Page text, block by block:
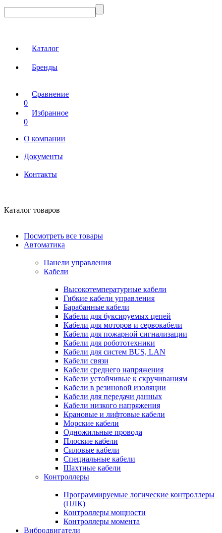
Каталог
Бренды
Сравнение
0
Избранное
0
О компании
Документы
Контакты
Каталог товаров
Посмотреть все товары
Автоматика
Панели управления
Кабели
Высокотемпературные кабели
Гибкие кабели управления
Барабанные кабели
Кабели для буксируемых цепей
Кабели для моторов и сервокабели
Кабели для пожарной сигнализации
Кабели для робототехники
Кабели для систем BUS, LAN
Кабели связи
Кабели среднего напряжения
Кабели устойчивые к скручиваниям
Кабели в резиновой изоляции
Кабели для передачи данных
Кабели низкого напряжения
Крановые и лифтовые кабели
Морские кабели
Одножильные провода
Плоские кабели
Силовые кабели
Специальные кабели
Шахтные кабели
Контроллеры
Программируемые логические контроллеры
(ПЛК)
Контроллеры мощности
Контроллеры момента
Вибродвигатели